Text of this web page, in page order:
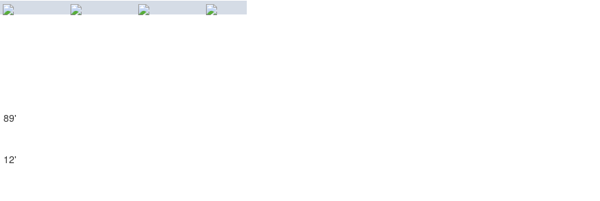
89'
12'